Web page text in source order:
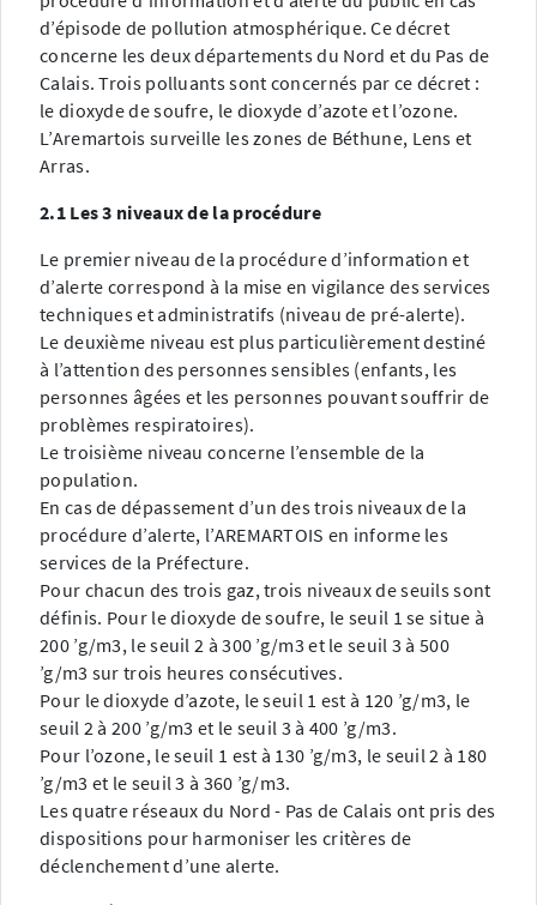
d’épisode de pollution atmosphérique. Ce décret
concerne les deux départements du Nord et du Pas de
Calais. Trois polluants sont concernés par ce décret :
le dioxyde de soufre, le dioxyde d’azote et l’ozone.
L’Aremartois surveille les zones de Béthune, Lens et
Arras.
2.1 Les 3 niveaux de la procédure
Le premier niveau de la procédure d’information et
d’alerte correspond à la mise en vigilance des services
techniques et administratifs (niveau de pré-alerte).
Le deuxième niveau est plus particulièrement destiné
à l’attention des personnes sensibles (enfants, les
personnes âgées et les personnes pouvant souffrir de
problèmes respiratoires).
Le troisième niveau concerne l’ensemble de la
population.
En cas de dépassement d’un des trois niveaux de la
procédure d’alerte, l’AREMARTOIS en informe les
services de la Préfecture.
Pour chacun des trois gaz, trois niveaux de seuils sont
définis. Pour le dioxyde de soufre, le seuil 1 se situe à
200 ’g/m3, le seuil 2 à 300 ’g/m3 et le seuil 3 à 500
’g/m3 sur trois heures consécutives.
Pour le dioxyde d’azote, le seuil 1 est à 120 ’g/m3, le
seuil 2 à 200 ’g/m3 et le seuil 3 à 400 ’g/m3.
Pour l’ozone, le seuil 1 est à 130 ’g/m3, le seuil 2 à 180
’g/m3 et le seuil 3 à 360 ’g/m3.
Les quatre réseaux du Nord - Pas de Calais ont pris des
dispositions pour harmoniser les critères de
déclenchement d’une alerte.